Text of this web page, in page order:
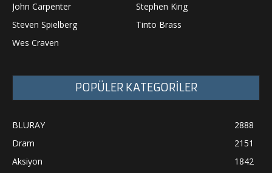
John Carpenter
Stephen King
Steven Spielberg
Tinto Brass
Wes Craven
POPÜLER KATEGORİLER
BLURAY
2888
Dram
2151
Aksiyon
1842